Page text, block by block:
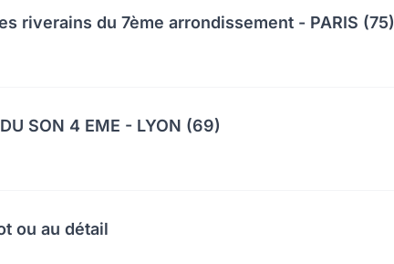
riverains du 7ème arrondissement - PARIS (75)
SON 4 EME - LYON (69)
ou au détail